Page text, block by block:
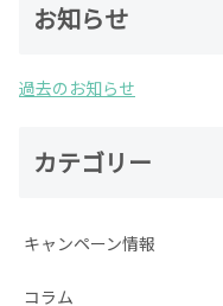
お知らせ
過去のお知らせ
カテゴリー
キャンペーン情報
コラム